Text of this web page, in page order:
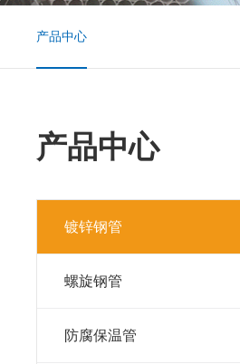
产品中心
产品中心
镀锌钢管
螺旋钢管
防腐保温管